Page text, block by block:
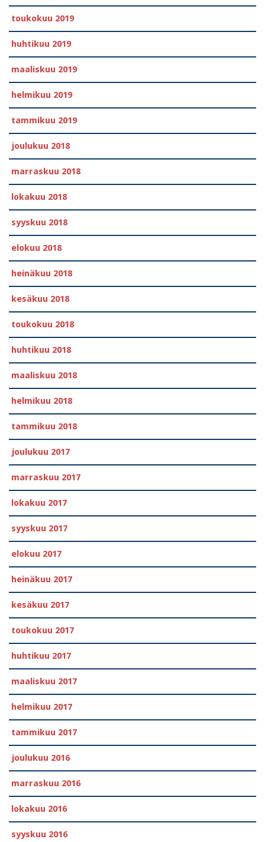
toukokuu 2019
huhtikuu 2019
maaliskuu 2019
helmikuu 2019
tammikuu 2019
joulukuu 2018
marraskuu 2018
lokakuu 2018
syyskuu 2018
elokuu 2018
heinäkuu 2018
kesäkuu 2018
toukokuu 2018
huhtikuu 2018
maaliskuu 2018
helmikuu 2018
tammikuu 2018
joulukuu 2017
marraskuu 2017
lokakuu 2017
syyskuu 2017
elokuu 2017
heinäkuu 2017
kesäkuu 2017
toukokuu 2017
huhtikuu 2017
maaliskuu 2017
helmikuu 2017
tammikuu 2017
joulukuu 2016
marraskuu 2016
lokakuu 2016
syyskuu 2016